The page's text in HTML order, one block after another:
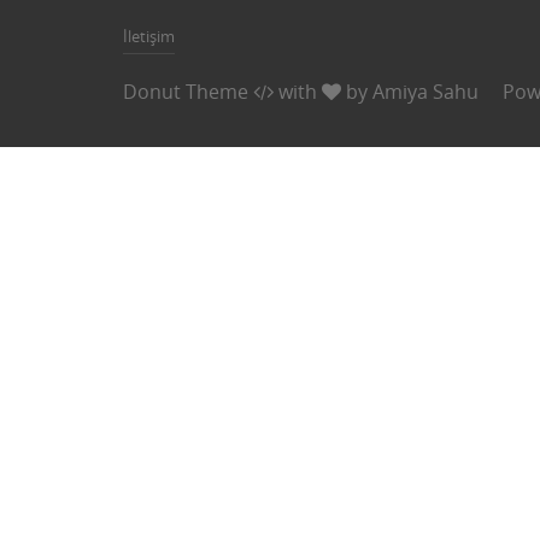
İletişim
Donut Theme with byAmiya Sahu